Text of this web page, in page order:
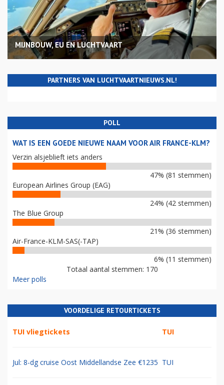
MIJNBOUW, EU EN LUCHTVAART
PARTNERS VAN LUCHTVAARTNIEUWS.NL!
POLL
WAT IS EEN GOEDE NIEUWE NAAM VOOR AIR FRANCE-KLM?
Verzin alsjeblieft iets anders
47% (81 stemmen)
European Airlines Group (EAG)
24% (42 stemmen)
The Blue Group
21% (36 stemmen)
Air-France-KLM-SAS(-TAP)
6% (11 stemmen)
Totaal aantal stemmen: 170
Meer polls
VOORDELIGE RETOURTICKETS
TUI vliegtickets TUI
Jul: 8-dg cruise Oost Middellandse Zee €1235 TUI